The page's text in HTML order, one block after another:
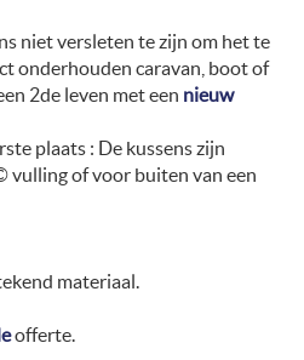
niet versleten te zijn om het te
onderhouden caravan, boot of
2de leven met een nieuw
plaats : De kussens zijn
vulling of voor buiten van een
materiaal.
offerte.